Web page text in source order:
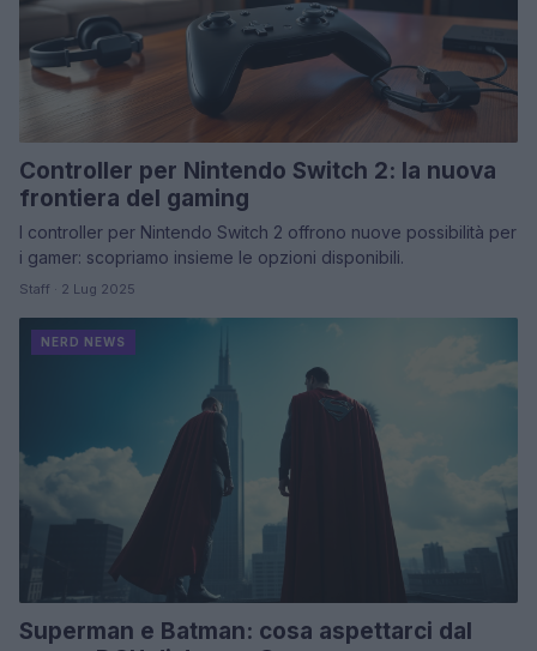
Controller per Nintendo Switch 2: la nuova
frontiera del gaming
I controller per Nintendo Switch 2 offrono nuove possibilità per
i gamer: scopriamo insieme le opzioni disponibili.
Staff · 2 Lug 2025
NERD NEWS
Superman e Batman: cosa aspettarci dal